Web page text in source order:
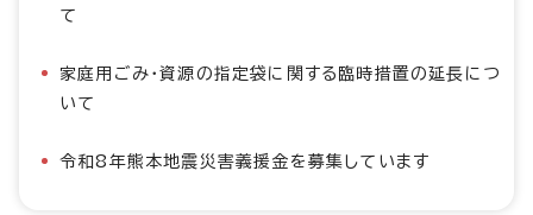
て
家庭用ごみ・資源の指定袋に関する臨時措置の延長につ
いて
令和8年熊本地震災害義援金を募集しています